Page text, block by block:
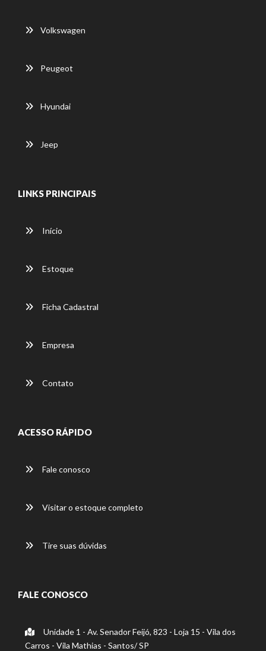
Volkswagen
Peugeot
Hyundai
Jeep
LINKS PRINCIPAIS
Início
Estoque
Ficha Cadastral
Empresa
Contato
ACESSO RÁPIDO
Fale conosco
Visitar o estoque completo
Tire suas dúvidas
FALE CONOSCO
Unidade 1 - Av. Senador Feijó, 823 - Loja 15 - Vila dos
Carros - Vila Mathias - Santos/ SP